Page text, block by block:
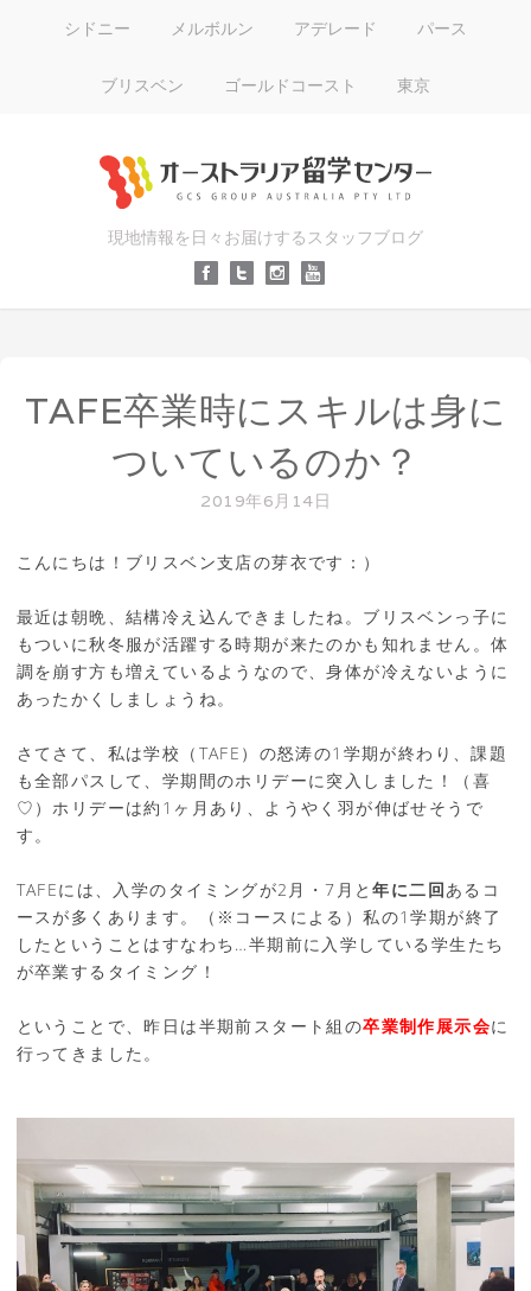
シドニー メルボルン アデレード パース
ブリスベン ゴールドコースト 東京
現地情報を日々お届けするスタッフブログ
TAFE卒業時にスキルは身に
ついているのか？
2019年6月14日
こんにちは！ブリスベン支店の芽衣です：）
最近は朝晩、結構冷え込んできましたね。ブリスベンっ子に
もついに秋冬服が活躍する時期が来たのかも知れません。体
調を崩す方も増えているようなので、身体が冷えないように
あったかくしましょうね。
さてさて、私は学校（TAFE）の怒涛の1学期が終わり、課題
も全部パスして、学期間のホリデーに突入しました！（喜
♡）ホリデーは約1ヶ月あり、ようやく羽が伸ばせそうで
す。
TAFEには、入学のタイミングが2月・7月と年に二回あるコ
ースが多くあります。（※コースによる）私の1学期が終了
したということはすなわち…半期前に入学している学生たち
が卒業するタイミング！
ということで、昨日は半期前スタート組の卒業制作展示会に
行ってきました。